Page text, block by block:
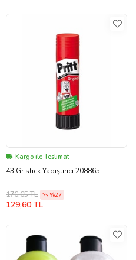
Kargo ile Teslimat
43 Gr.stıck Yapıştırıcı 208865
176,65 TL %27
129,60 TL